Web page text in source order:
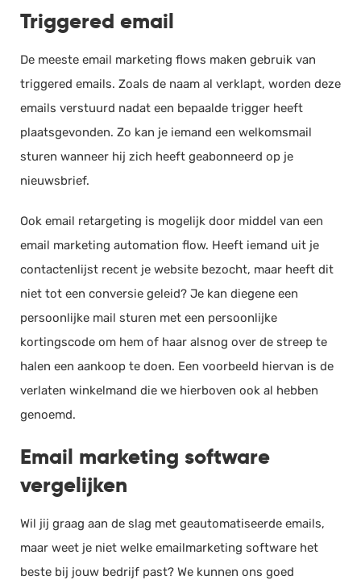
Triggered email
De meeste email marketing flows maken gebruik van
triggered emails. Zoals de naam al verklapt, worden deze
emails verstuurd nadat een bepaalde trigger heeft
plaatsgevonden. Zo kan je iemand een welkomsmail
sturen wanneer hij zich heeft geabonneerd op je
nieuwsbrief.
Ook email retargeting is mogelijk door middel van een
email marketing automation flow. Heeft iemand uit je
contactenlijst recent je website bezocht, maar heeft dit
niet tot een conversie geleid? Je kan diegene een
persoonlijke mail sturen met een persoonlijke
kortingscode om hem of haar alsnog over de streep te
halen een aankoop te doen. Een voorbeeld hiervan is de
verlaten winkelmand die we hierboven ook al hebben
genoemd.
Email marketing software
vergelijken
Wil jij graag aan de slag met geautomatiseerde emails,
maar weet je niet welke emailmarketing software het
beste bij jouw bedrijf past? We kunnen ons goed